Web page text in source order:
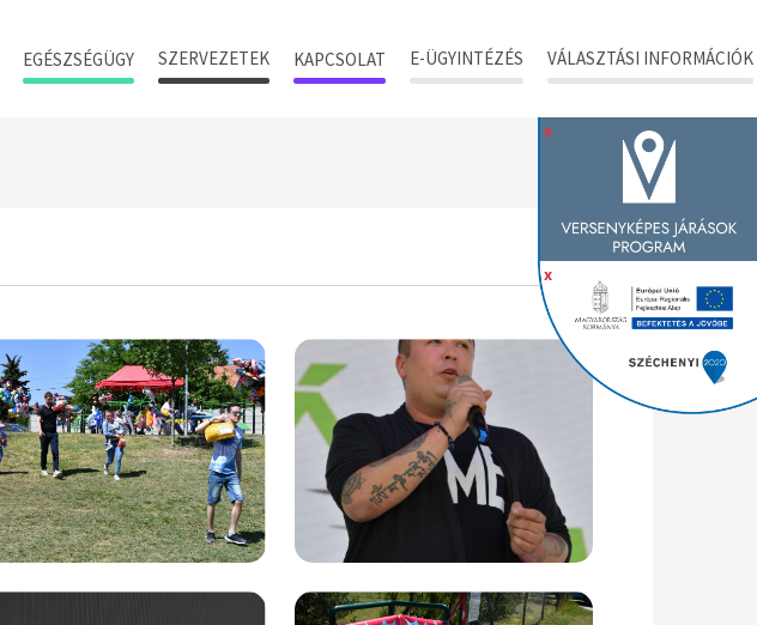
EGÉSZSÉGÜGY SZERVEZETEK KAPCSOLAT E-ÜGYINTÉZÉS VÁLASZTÁSI INFORMÁCIÓK
x
x